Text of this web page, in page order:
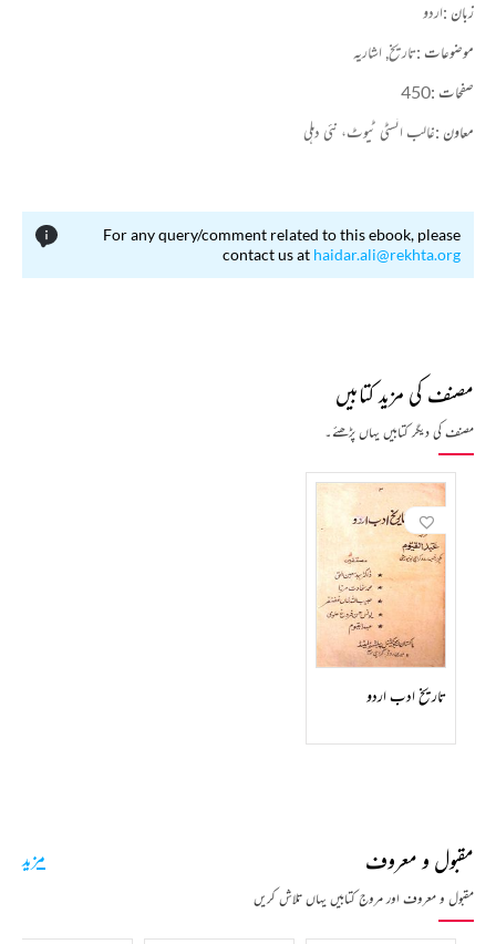
زبان :اردو
موضوعات :تاریخ, اشاریہ
صفحات :450
معاون :غالب انسٹی ٹیوٹ، نئی دہلی
For any query/comment related to this ebook, please
contact us at haidar.ali@rekhta.org
مصنف کی مزید کتابیں
مصنف کی دیگر کتابیں یہاں پڑھئے۔
تاریخ ادب اردو
مقبول و معروف
مقبول و معروف اور مروج کتابیں یہاں تلاش کریں
مزید